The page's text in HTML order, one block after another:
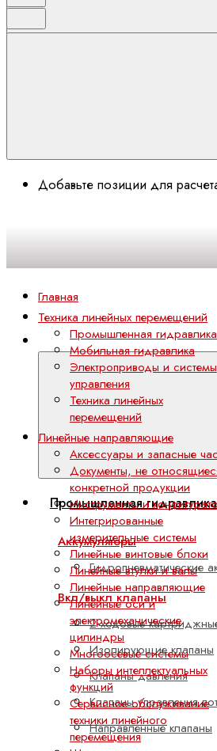
Добавьте позиции для
Промышленная гидравлика
Аккумуляторы
Гидропневматические
Вкл/выкл клапаны
2-ходовые
Изолирующие клапаны
Клапаны давления
Клапаны управления
Направленные клапаны
Главная
Техника линейных перемещений
Промышленная гидравлика
Мобильная гидравлика
Электроприводы и системы
управления
Техника линейных
перемещений
Линейные направляющие
Аксессуары и запасные
Документы, не
конкретной продукции
Инструменты и
Интегрированные
измерительные системы
Линейные винтовые блоки
Линейные втулки и валы
Линейные направляющие
Линейные оси и
электромеханические
цилиндры
Многоосевые системы
Наборы интеллектуальных
функций
Сервисное обслуживание
техники линейного
перемещения